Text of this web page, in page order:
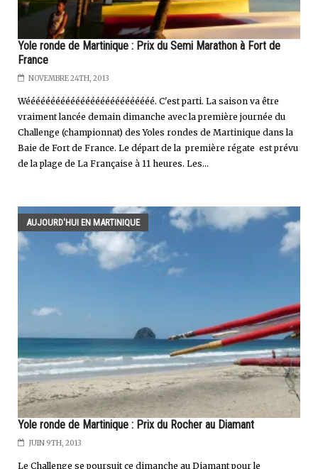
Yole ronde de Martinique : Prix du Semi Marathon à Fort de
France
NOVEMBRE 24TH, 2013
Wéééééééééééééééééééééééééé. C'est parti. La saison va être
vraiment lancée demain dimanche avec la première journée du
Challenge (championnat) des Yoles rondes de Martinique dans la
Baie de Fort de France. Le départ de la première régate est prévu
de la plage de La Française à 11 heures. Les...
AUJOURD'HUI EN MARTINIQUE
Yole ronde de Martinique : Prix du Rocher au Diamant
JUIN 9TH, 2013
Le Challenge se poursuit ce dimanche au Diamant pour le